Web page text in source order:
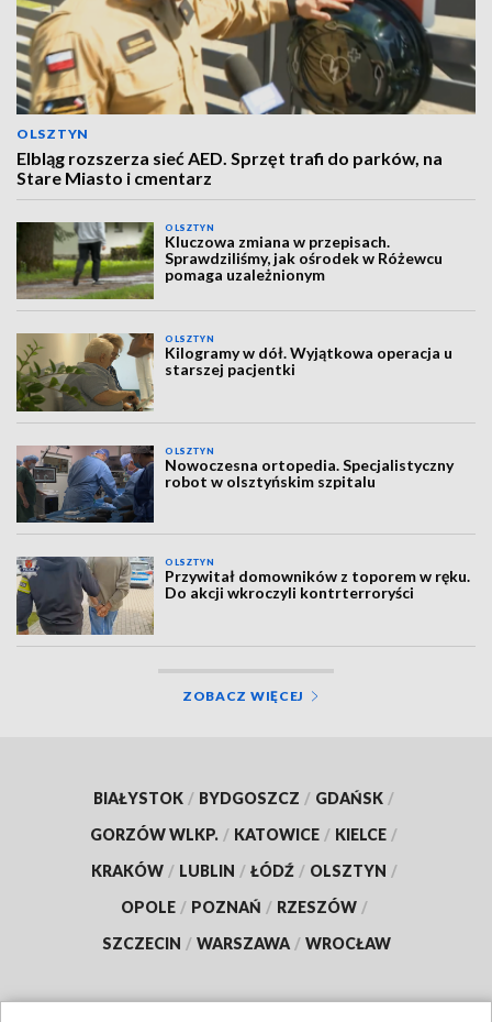
OLSZTYN
Elbląg rozszerza sieć AED. Sprzęt trafi do parków, na
Stare Miasto i cmentarz
OLSZTYN
Kluczowa zmiana w przepisach.
Sprawdziliśmy, jak ośrodek w Różewcu
pomaga uzależnionym
OLSZTYN
Kilogramy w dół. Wyjątkowa operacja u
starszej pacjentki
OLSZTYN
Nowoczesna ortopedia. Specjalistyczny
robot w olsztyńskim szpitalu
OLSZTYN
Przywitał domowników z toporem w ręku.
Do akcji wkroczyli kontrterroryści
ZOBACZ WIĘCEJ
BIAŁYSTOK / BYDGOSZCZ / GDAŃSK /
GORZÓW WLKP. / KATOWICE / KIELCE /
KRAKÓW / LUBLIN / ŁÓDŹ / OLSZTYN /
OPOLE / POZNAŃ / RZESZÓW /
SZCZECIN / WARSZAWA / WROCŁAW